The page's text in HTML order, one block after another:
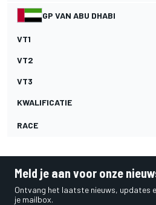
GP VAN ABU DHABI
VT1
VT2
VT3
KWALIFICATIE
RACE
Meld je aan voor onze
Ontvang het laatste nieuws, updates
je mailbox.